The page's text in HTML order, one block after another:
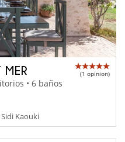
MER (1 opinion)
• 6 baños
Kaouki